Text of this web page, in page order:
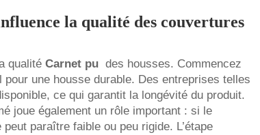
la qualité des couvertures
qualité Carnet pu des housses. Commencez
une housse durable. Des entreprises telles
ce qui garantit la longévité du produit.
joue également un rôle important : si le
paraître faible ou peu rigide. L’étape